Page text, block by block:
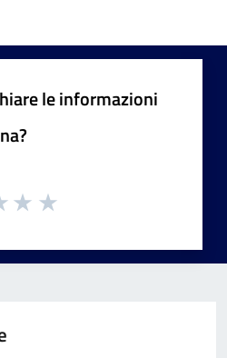
le informazioni